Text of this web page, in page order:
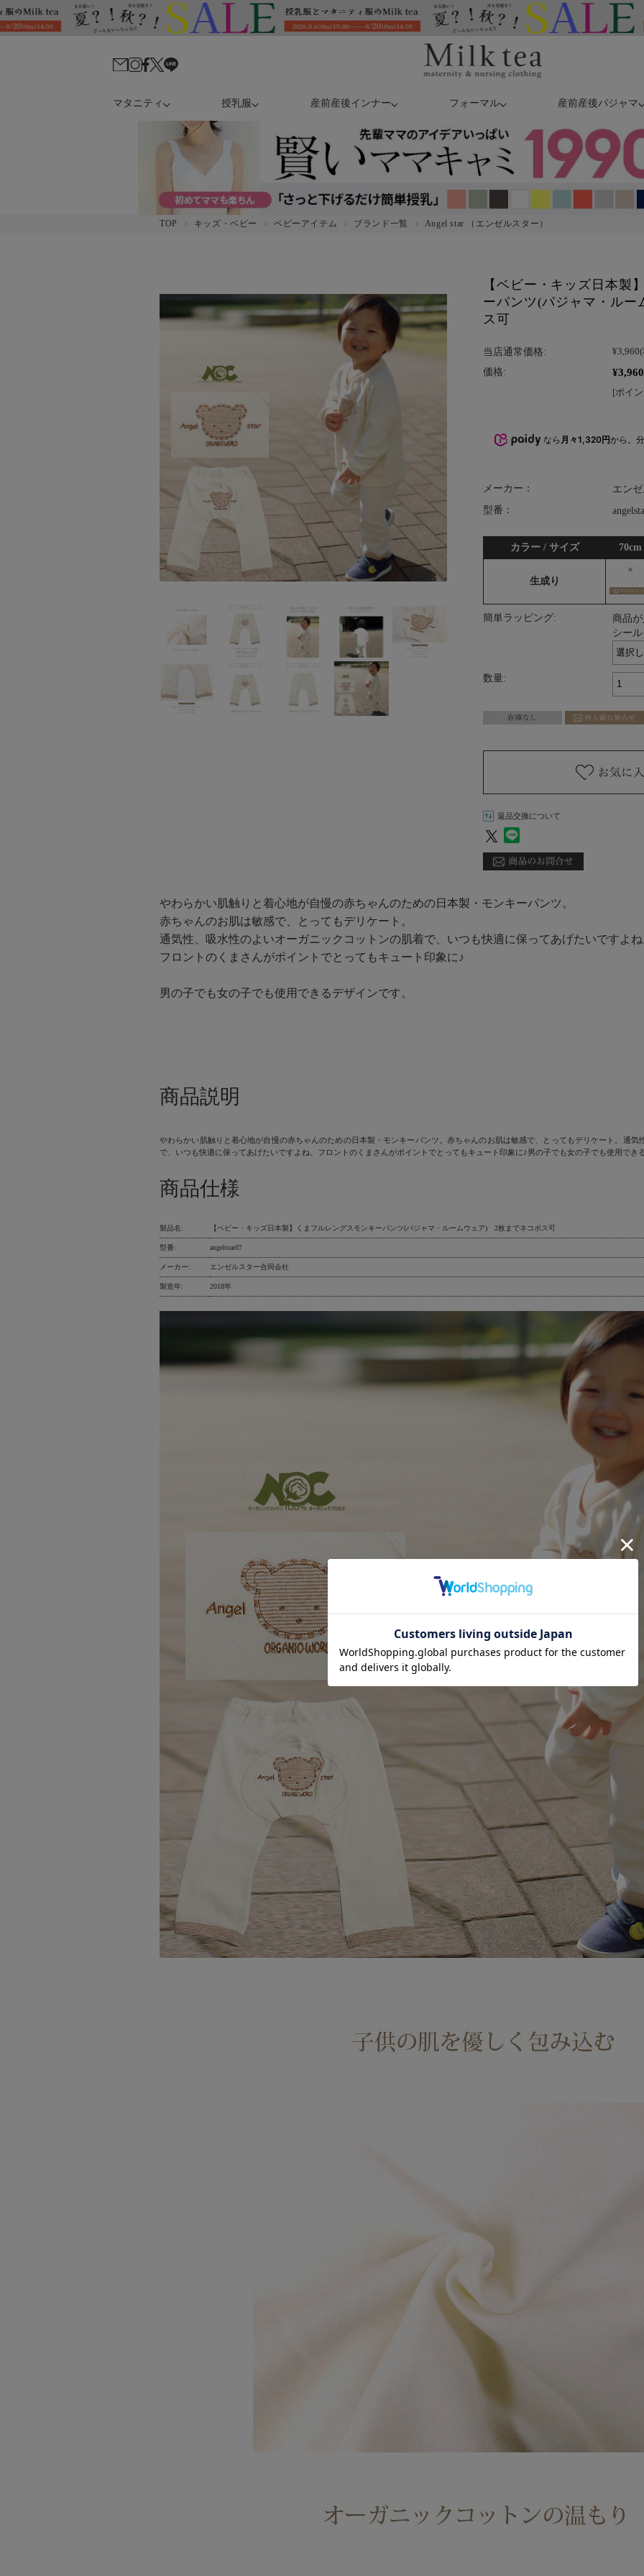
マタニティ 授乳服 産前産後インナー フォーマル 産前産後パジャマ
TOP キッズ・ベビー ベビーアイテム ブランド一覧 Angel star （エンゼルスター）
【ベビー・キッズ日本製
ーパンツ(パジャマ・ル
ス可
当店通常価格: ¥3,960
価格: ¥3,960
[ポイ
なら 月々1,320円から。
メーカー：
エン
型番：
カラー / サイズ 70cm
生成り
×
簡単ラッピング:
商品
シー
数量:
返品交換について
やわらかい肌触りと着心地が自慢の赤ちゃんのための日本製・モンキーパンツ。
赤ちゃんのお肌は敏感で、とってもデリケート。
通気性、吸水性のよいオーガニックコットンの肌着で、いつも快適に保ってあげたいですよ
フロントのくまさんがポイントでとってもキュート印象に♪
男の子でも女の子でも使用できるデザインです。
商品説明
やわらかい肌触りと着心地が自慢の赤ちゃんのための日本製・モンキーパンツ。赤ちゃんのお肌は敏感で、とってもデリケート。通気
で、いつも快適に保ってあげたいですよね。フロントのくまさんがポイントでとってもキュート印象に♪男の子でも女の子でも使用でき
商品仕様
製品名: 【ベビー・キッズ日本製】くまフルレングスモンキーパンツ(パジャマ・ルームウェア) 2枚までネコポス可
型番: angelstar07
メーカー: エンゼルスター合同会社
製造年: 2018年